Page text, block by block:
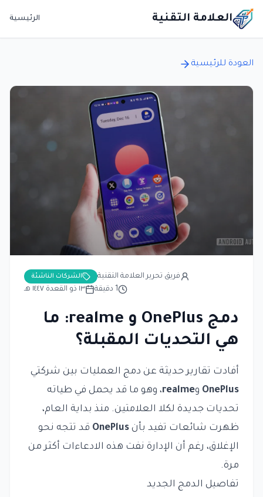
العلامة التقنية الرئيسية
العودة للرئيسية
الشركات الناشئة
فريق تحرير العلامة التقنية
١٣ ذو القعدة ١٤٤٧ هـ
1 دقيقة
دمج OnePlus و realme: ما
هي التحديات المقبلة؟
أفادت تقارير حديثة عن دمج العمليات بين شركتي
OnePlus وrealme، وهو ما قد يحمل في طياته
تحديات جديدة لكلا العلامتين. منذ بداية العام،
ظهرت شائعات تفيد بأن OnePlus قد تتجه نحو
الإغلاق، رغم أن الإدارة نفت هذه الادعاءات أكثر من
مرة.
تفاصيل الدمج الجديد